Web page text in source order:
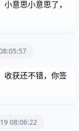
意思小意思了，
收获还不错，你签
08:06:22